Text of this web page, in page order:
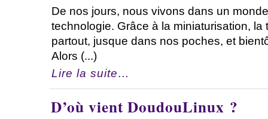
De nos jours, nous vivons dans un
technologie. Grâce à la miniaturisation,
partout, jusque dans nos poches, et
Alors (...)
Lire la suite…
D’où vient DoudouLinux ?